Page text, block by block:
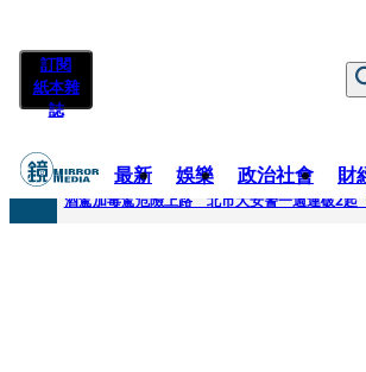
訂閱
紙本雜
誌
最新 娛樂 政治社會 財
快訊
酒駕加毒駕危險上路 北市大安警一週連破2起